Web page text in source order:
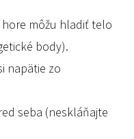
môžu hladiť telo
body).
napätie zo
seba (neskláňajte